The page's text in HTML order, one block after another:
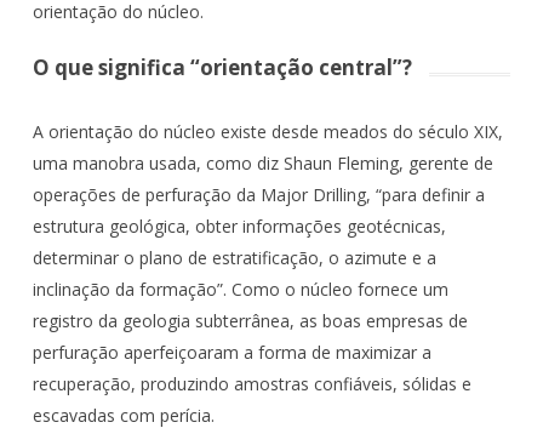
orientação do núcleo.
O que significa “orientação central”?
A orientação do núcleo existe desde meados do século XIX,
uma manobra usada, como diz Shaun Fleming, gerente de
operações de perfuração da Major Drilling, “para definir a
estrutura geológica, obter informações geotécnicas,
determinar o plano de estratificação, o azimute e a
inclinação da formação”. Como o núcleo fornece um
registro da geologia subterrânea, as boas empresas de
perfuração aperfeiçoaram a forma de maximizar a
recuperação, produzindo amostras confiáveis, sólidas e
escavadas com perícia.